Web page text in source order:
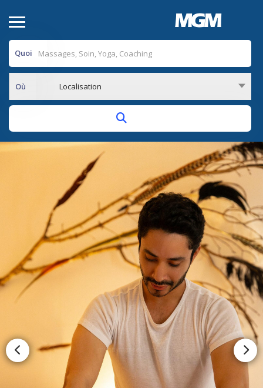
Quoi
Où Localisation